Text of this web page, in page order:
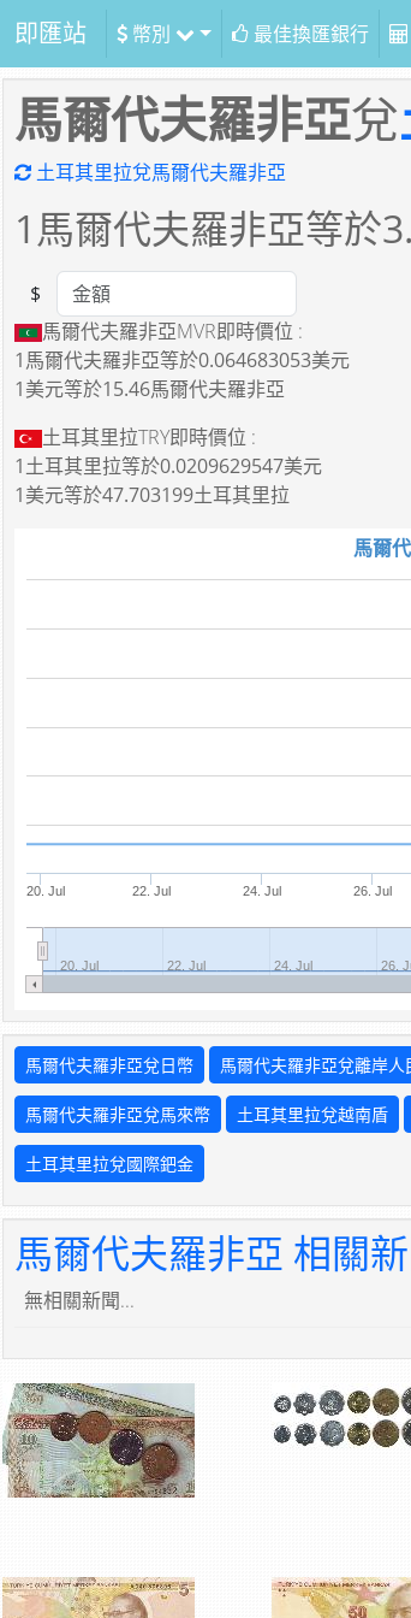
即匯站 幣別 最佳換匯銀行
馬爾代夫羅非亞兌
土耳其里拉兌馬爾代夫羅非亞
1 馬爾代夫羅非亞等於
Amount
$
馬爾代夫羅非亞MVR即時價位 :
1馬爾代夫羅非亞等於0.064683053美元
1美元等於15.46馬爾代夫羅非亞
土耳其里拉TRY即時價位 :
1土耳其里拉等於0.0209629547美元
1美元等於47.703199土耳其里拉
馬爾
20. Jul 22. Jul 24. Jul 26. Jul
20. Jul 22. Jul 24. Jul 26.
馬爾代夫羅非亞兌日幣 馬爾代夫羅非亞兌離岸人
馬爾代夫羅非亞兌馬來幣 土耳其里拉兌越南盾
土耳其里拉兌國際鈀金
馬爾代夫羅非亞 相關
無相關新聞...